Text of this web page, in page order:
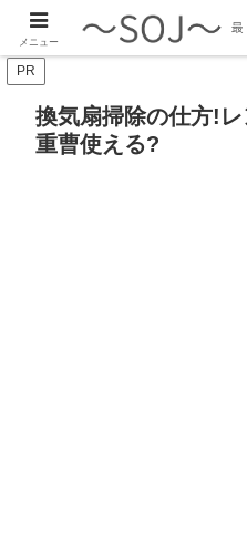
最新のトレンド情報、生
PR
換気扇掃除の仕方!
重曹使える?
メニュー